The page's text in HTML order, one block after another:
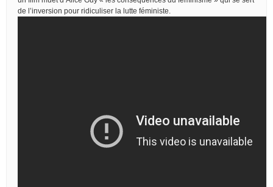
de l’inversion pour ridiculiser la lutte féministe.